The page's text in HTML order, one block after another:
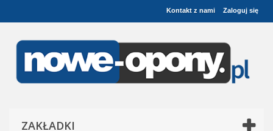
Zaloguj się
Kontakt z nami
ZAKŁADKI